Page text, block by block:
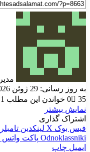
به روز رسانی: 29 ژوئن 2026
0
35
خواندن این مطلب 1 دقیقه زمان میبرد
نمایش بیشتر
اشتراک گذاری
فیس بوک X لینکدین ‫تامبلر
‫Odnoklassniki پاکت واتس
ایمیل چاپ